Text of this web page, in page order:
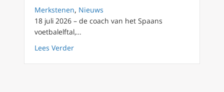
Merkstenen, Nieuws
18 juli 2026 – de coach van het Spaans
voetbalelftal,…
Lees Verderabout De Spaanse bondscoach voor de